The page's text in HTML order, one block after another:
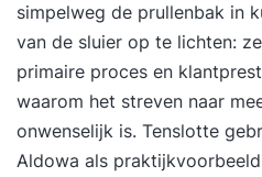
simpelweg de prullenbak in
van de sluier op te lichten:
primaire proces en
waarom het streven naar
onwenselijk is. Tenslotte
Aldowa als